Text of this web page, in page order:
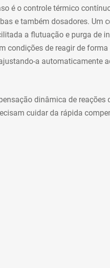
é o controle térmico
e também dosadores.
a flutuação e purga de
de reagir de
a automaticamente
dinâmica de
cuidar da rápida